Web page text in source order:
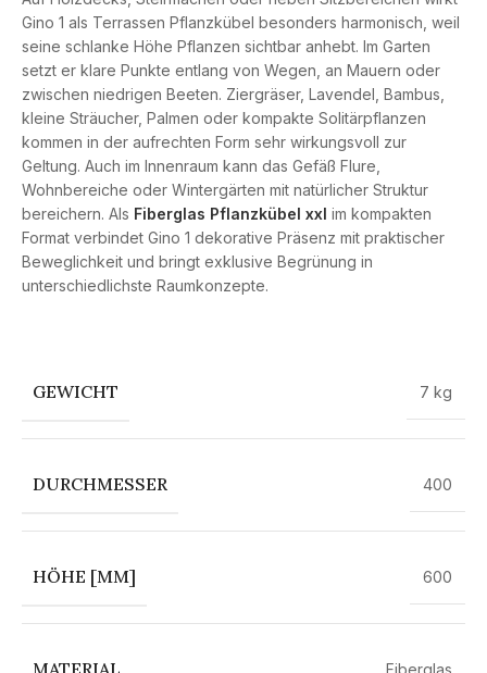
Gino 1 als Terrassen Pflanzkübel besonders harmonisch, weil
seine schlanke Höhe Pflanzen sichtbar anhebt. Im Garten
setzt er klare Punkte entlang von Wegen, an Mauern oder
zwischen niedrigen Beeten. Ziergräser, Lavendel, Bambus,
kleine Sträucher, Palmen oder kompakte Solitärpflanzen
kommen in der aufrechten Form sehr wirkungsvoll zur
Geltung. Auch im Innenraum kann das Gefäß Flure,
Wohnbereiche oder Wintergärten mit natürlicher Struktur
bereichern. Als Fiberglas Pflanzkübel xxl im kompakten
Format verbindet Gino 1 dekorative Präsenz mit praktischer
Beweglichkeit und bringt exklusive Begrünung in
unterschiedlichste Raumkonzepte.
GEWICHT 7 kg
DURCHMESSER 400
HÖHE [MM] 600